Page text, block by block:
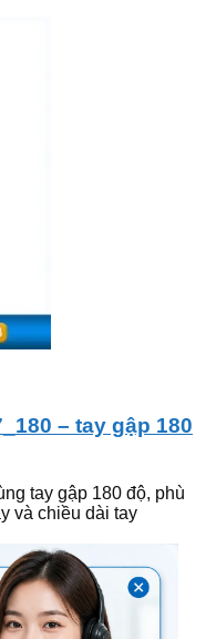
– tay gập 180
tay gập 180 độ, phù
và chiều dài tay